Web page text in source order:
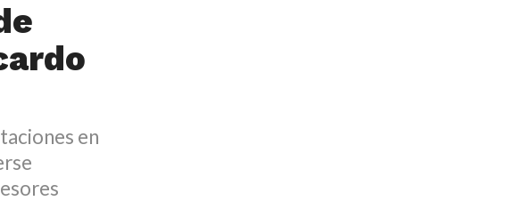
en